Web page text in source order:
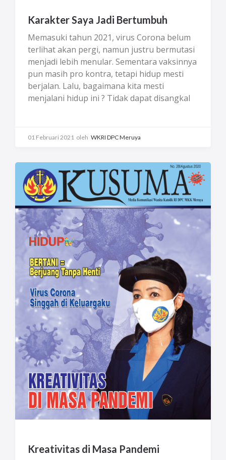
Karakter Saya Jadi Bertumbuh
Memasuki tahun 2021, virus Corona belum
terlihat akan pergi, namun justru bermutasi
menjadi lebih menular. Sementara vaksinnya
pun masih pro kontra, tetapi hidup mesti
berjalan. Lalu, bagaimana kita mesti
menjalani hidup ini ? Tidak dapat disangkal
kesehatan, rohaniwan, pejabat pemerintah,
sehingga kita merasakan semakin tipisnya
batas hidup dan mati. Memang, kematian
adalah suatu keniscayaan.
01 Februari 2021 oleh WKRI DPC Meruya
Kreativitas di Masa Pandemi